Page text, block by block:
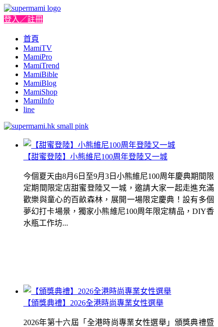
登入／註冊
首頁
MamiTV
MamiPro
MamiTrend
MamiBible
MamiBlog
MamiShop
MamiInfo
line
【甜蜜登陸】小熊維尼100周年登陸又一城
今個夏天由8月6日至9月3日小熊維尼100周年慶典期間限
定期間限定店甜蜜登陸又一城，邀請大家一起走進充滿
歡樂與童心的百畝森林，展開一場限定慶典！設有多個
夢幻打卡場景，獨家小熊維尼100周年限定精品，DIY香
水瓶工作坊...
【頒獎典禮】2026全港時尚專業女性選舉
2026年第十六屆「全港時尚專業女性選舉」頒獎典禮暨